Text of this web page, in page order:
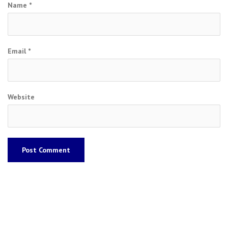
Name *
Email *
Website